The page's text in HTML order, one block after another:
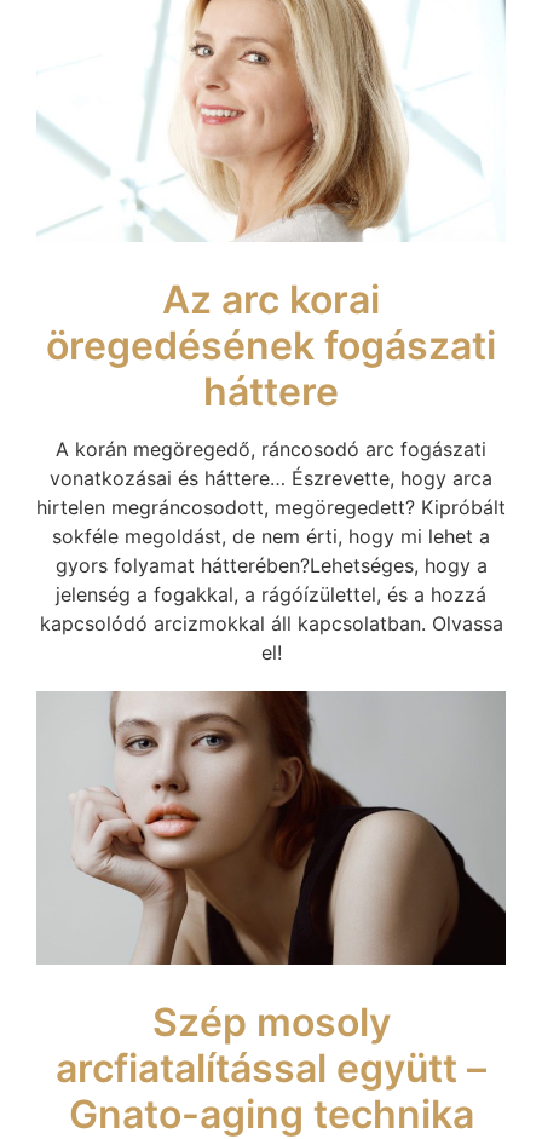
Az arc korai
öregedésének fogászati
háttere
A korán megöregedő, ráncosodó arc fogászati
vonatkozásai és háttere… Észrevette, hogy arca
hirtelen megráncosodott, megöregedett? Kipróbált
sokféle megoldást, de nem érti, hogy mi lehet a
gyors folyamat hátterében?Lehetséges, hogy a
jelenség a fogakkal, a rágóízülettel, és a hozzá
kapcsolódó arcizmokkal áll kapcsolatban. Olvassa
el!
Szép mosoly
arcfiatalítással együtt –
Gnato-aging technika